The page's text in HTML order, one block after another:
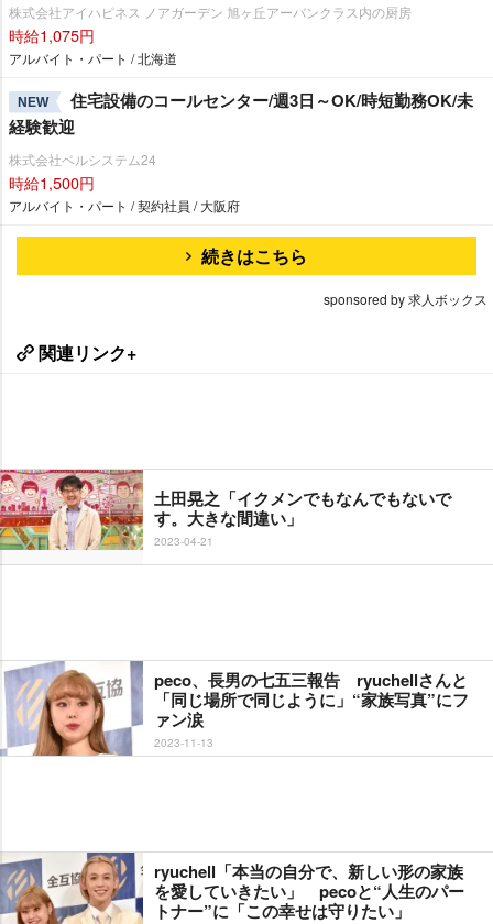
株式会社アイハピネス ノアガーデン 旭ヶ丘アーバンクラス内の厨房
時給1,075円
アルバイト・パート / 北海道
NEW
住宅設備のコールセンター/週3日～OK/時短勤務OK/未
経験歓迎
株式会社ベルシステム24
時給1,500円
アルバイト・パート / 契約社員 / 大阪府
続きはこちら
sponsored by 求人ボックス
関連リンク+
土田晃之「イクメンでもなんでもないで
す。大きな間違い」
2023-04-21
peco、長男の七五三報告 ryuchellさんと
「同じ場所で同じように」“家族写真”にフ
ァン涙
2023-11-13
ryuchell「本当の自分で、新しい形の家族
を愛していきたい」 pecoと“人生のパー
トナー”に「この幸せは守りたい」